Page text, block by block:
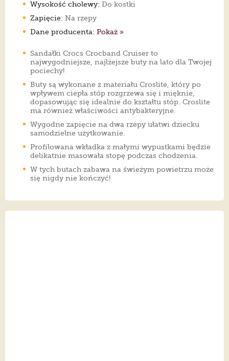
Wysokość cholewy: Do kostki
Zapięcie: Na rzepy
Dane producenta: Pokaż »
Sandałki Crocs Crocband Cruiser to
najwygodniejsze, najlżejsze buty na lato dla Twojej
pociechy!
Buty są wykonane z materiału Croslite, który po
wpływem ciepła stóp rozgrzewa się i mięknie,
dopasowując się idealnie do kształtu stóp. Croslite
ma również właściwości antybakteryjne.
Wygodne zapięcie na dwa rzepy ułatwi dziecku
samodzielne użytkowanie.
Profilowana wkładka z małymi wypustkami będzie
delikatnie masowała stopę podczas chodzenia.
W tych butach zabawa na świeżym powietrzu może
się nigdy nie kończyć!